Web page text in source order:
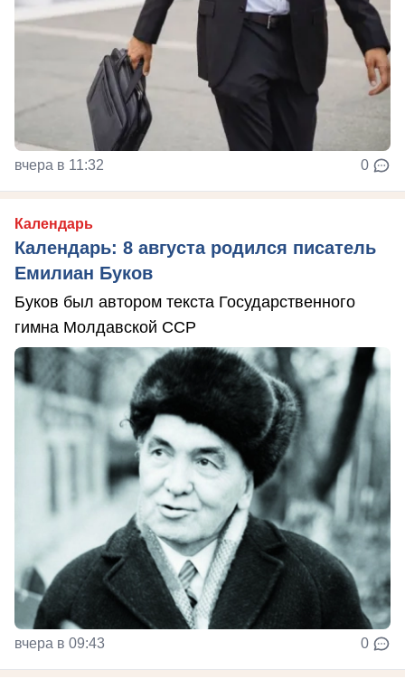
вчера в 11:32 0
Календарь
Календарь: 8 августа родился писатель
Емилиан Буков
Буков был автором текста Государственного
гимна Молдавской ССР
вчера в 09:43 0